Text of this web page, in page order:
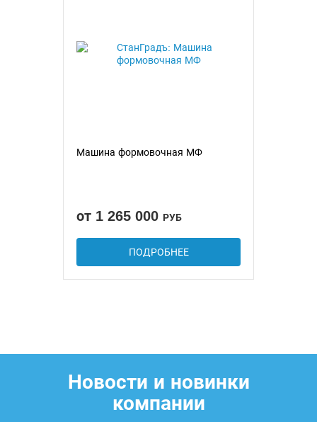
Машина формовочная МФ
от 1 265 000 РУБ
ПОДРОБНЕЕ
Новости и новинки
компании